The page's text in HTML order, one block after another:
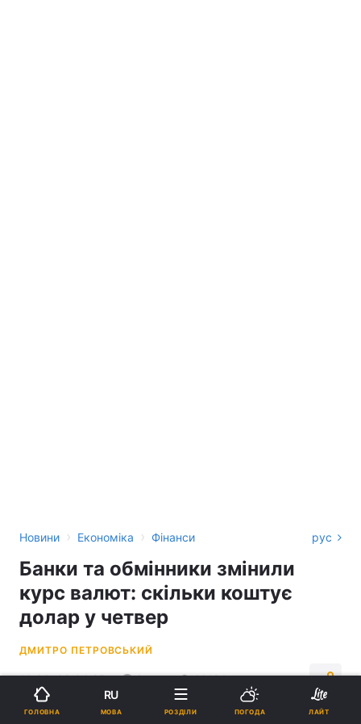
Новини › Економіка › Фінанси рус
Банки та обмінники змінили
курс валют: скільки коштує
долар у четвер
ДМИТРО ПЕТРОВСЬКИЙ
10:36, 03.04.25 2 хв. 16124
ГОЛОВНА
RU
МОВА РОЗДІЛИ ПОГОДА ЛАЙТ